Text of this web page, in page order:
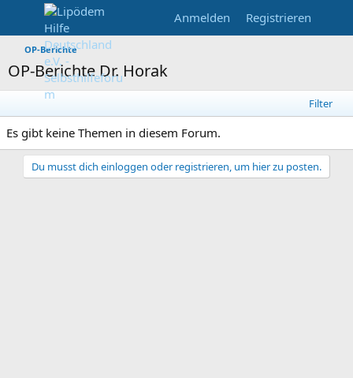
Anmelden Registrieren
OP-Berichte
OP-Berichte Dr. Horak
Filter
Es gibt keine Themen in diesem Forum.
Du musst dich einloggen oder registrieren, um hier zu posten.